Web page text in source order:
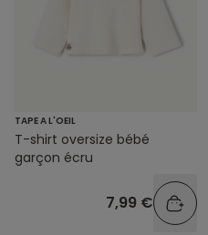
TAPE A L'OEIL
T-shirt oversize bébé
garçon écru
7,99 €